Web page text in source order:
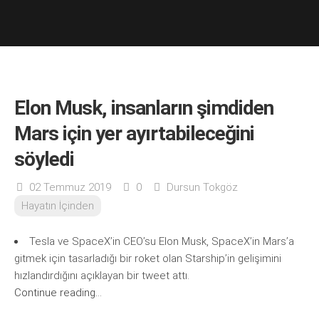
Elon Musk, insanların şimdiden
Mars için yer ayırtabileceğini
söyledi
02 Temmuz 2019 0
Dursun Tokgöz
Hayatın İçinden
Tesla ve SpaceX’in CEO’su Elon Musk, SpaceX’in Mars’a
gitmek için tasarladığı bir roket olan Starship’in gelişimini
hızlandırdığını açıklayan bir tweet attı.
Continue reading...